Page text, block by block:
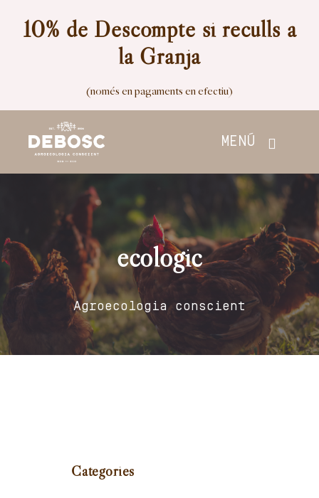
10% de Descompte si reculls a
la Granja
(només en pagaments en efectiu)
MENÚ
Nosaltres
Carret
ecologic
Agroecologia conscient
Categories